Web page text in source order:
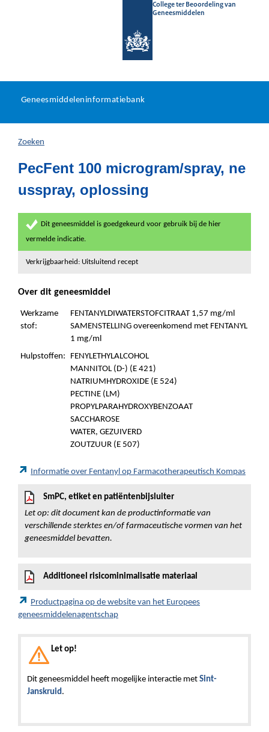
College ter Beoordeling van
Geneesmiddelen
U
hier:
Geneesmiddeleninformatiebank
Zoeken
PecFent 100 microgram/spray, ne
usspray, oplossing
Dit geneesmiddel is goedgekeurd voor gebruik bij de hier
vermelde indicatie.
Verkrijgbaarheid: Uitsluitend recept
Over dit geneesmiddel
Werkzame
stof:
FENTANYLDIWATERSTOFCITRAAT 1,57 mg/ml
SAMENSTELLING overeenkomend met FENTANYL
1 mg/ml
Hulpstoffen:
FENYLETHYLALCOHOL
MANNITOL (D-) (E 421)
NATRIUMHYDROXIDE (E 524)
PECTINE (LM)
PROPYLPARAHYDROXYBENZOAAT
SACCHAROSE
WATER, GEZUIVERD
ZOUTZUUR (E 507)
Informatie over Fentanyl op Farmacotherapeutisch Kompas
SmPC, etiket en patiëntenbijsluiter
Let op: dit document kan de productinformatie van
verschillende sterktes en/of farmaceutische vormen van het
geneesmiddel bevatten.
Additioneel risicominimalisatie materiaal
Productpagina op de website van het Europees
geneesmiddelenagentschap
Let op!
Dit geneesmiddel heeft mogelijke interactie met Sint-
Janskruid.